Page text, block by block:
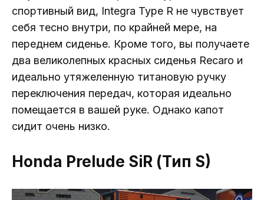
спортивный вид, Integra Type R не чувствует
себя тесно внутри, по крайней мере, на
переднем сиденье. Кроме того, вы получаете
два великолепных красных сиденья Recaro и
идеально утяжеленную титановую ручку
переключения передач, которая идеально
помещается в вашей руке. Однако капот
сидит очень низко.
Honda Prelude SiR (Тип S)